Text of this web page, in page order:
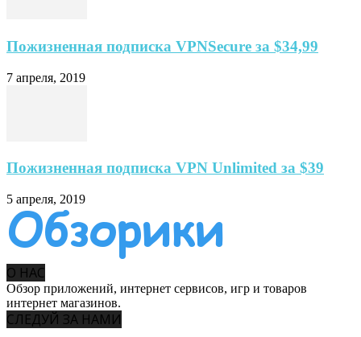
Пожизненная подписка VPNSecure за $34,99
7 апреля, 2019
Пожизненная подписка VPN Unlimited за $39
5 апреля, 2019
О НАС
Обзор приложений, интернет сервисов, игр и товаров
интернет магазинов.
СЛЕДУЙ ЗА НАМИ